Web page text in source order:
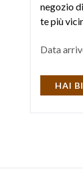
negozio
te più
Data
HAI